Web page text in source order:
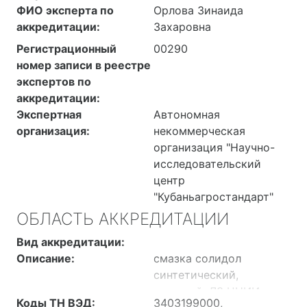
ФИО эксперта по
аккредитации:
Орлова Зинаида
Захаровна
Регистрационный
номер записи в реестре
экспертов по
аккредитации:
00290
Экспертная
организация:
Автономная
некоммерческая
организация "Научно-
исследовательский
центр
"Кубаньагростандарт"
ОБЛАСТЬ АККРЕДИТАЦИИ
Вид аккредитации:
Описание:
смазка солидол
синтетический,
жировой, ЛЗ ЦНИИ,
Коды ТН ВЭД:
3403199000,